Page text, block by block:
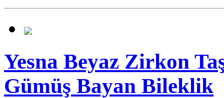
Yesna Beyaz Zirkon
Gümüş Bayan Bileklik